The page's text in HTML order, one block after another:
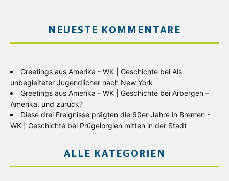
NEUESTE KOMMENTARE
Greetings aus Amerika - WK | Geschichte bei Als
unbegleiteter Jugendlicher nach New York
Greetings aus Amerika - WK | Geschichte bei Arbergen –
Amerika, und zurück?
Diese drei Ereignisse prägten die 60er-Jahre in Bremen -
WK | Geschichte bei Prügelorgien mitten in der Stadt
ALLE KATEGORIEN